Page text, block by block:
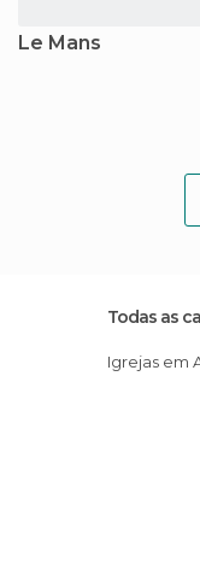
Le Mans
Todas as
Igrejas em